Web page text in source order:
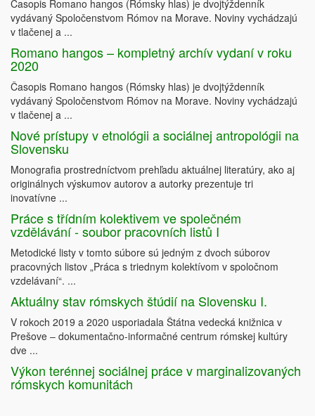
Časopis Romano hangos (Rómsky hlas) je dvojtýždenník
vydávaný Spoločenstvom Rómov na Morave. Noviny vychádzajú
v tlačenej a ...
Romano hangos – kompletný archív vydaní v roku
2020
Časopis Romano hangos (Rómsky hlas) je dvojtýždenník
vydávaný Spoločenstvom Rómov na Morave. Noviny vychádzajú
v tlačenej a ...
Nové prístupy v etnológii a sociálnej antropológii na
Slovensku
Monografia prostredníctvom prehľadu aktuálnej literatúry, ako aj
originálnych výskumov autorov a autorky prezentuje tri
inovatívne ...
Práce s třídním kolektivem ve společném
vzdělávání - soubor pracovních listů I
Metodické listy v tomto súbore sú jedným z dvoch súborov
pracovných listov „Práca s triednym kolektívom v spoločnom
vzdelávaní“. ...
Aktuálny stav rómskych štúdií na Slovensku I.
V rokoch 2019 a 2020 usporiadala Štátna vedecká knižnica v
Prešove ‒ dokumentačno-informačné centrum rómskej kultúry
dve ...
Výkon terénnej sociálnej práce v marginalizovaných
rómskych komunitách